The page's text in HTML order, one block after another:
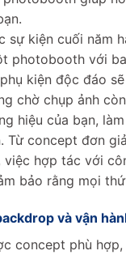
sự kiện cuối năm
photobooth với
kiện độc đáo
chờ chụp ảnh
hiệu của bạn,
Từ concept đơn
việc hợp tác với
bảo rằng mọi
và vận
concept phù